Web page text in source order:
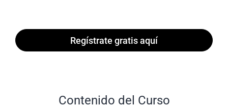
Regístrate gratis aquí
Contenido del Curso